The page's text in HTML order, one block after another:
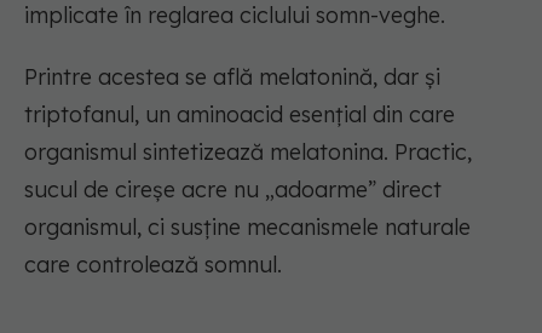
implicate în reglarea ciclului somn-veghe.
Printre acestea se află melatonină, dar și
triptofanul, un aminoacid esențial din care
organismul sintetizează melatonina. Practic,
sucul de cireșe acre nu „adoarme” direct
organismul, ci susține mecanismele naturale
care controlează somnul.